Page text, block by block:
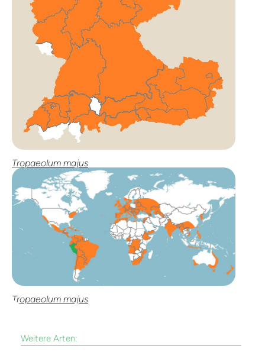
Tropaeolum majus
Tropaeolum majus
Weitere Arten: